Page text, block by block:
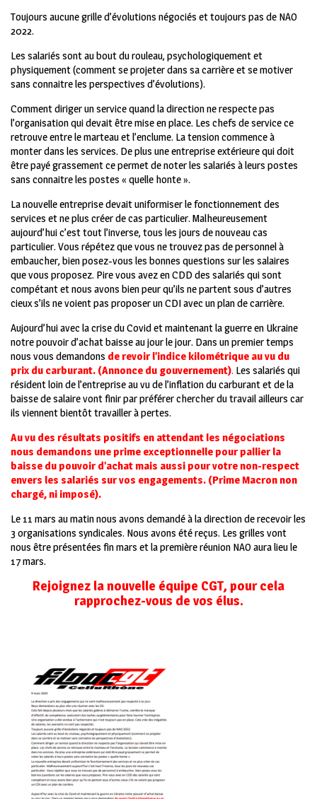
Toujours aucune grille d’évolutions négociés et toujours pas de NAO
2022.
Les salariés sont au bout du rouleau, psychologiquement et
physiquement (comment se projeter dans sa carrière et se motiver
sans connaitre les perspectives d’évolutions).
Comment diriger un service quand la direction ne respecte pas
l’organisation qui devait être mise en place. Les chefs de service ce
retrouve entre le marteau et l’enclume. La tension commence à
monter dans les services. De plus une entreprise extérieure qui doit
être payé grassement ce permet de noter les salariés à leurs postes
sans connaitre les postes « quelle honte ».
La nouvelle entreprise devait uniformiser le fonctionnement des
services et ne plus créer de cas particulier. Malheureusement
aujourd’hui c’est tout l’inverse, tous les jours de nouveau cas
particulier. Vous répétez que vous ne trouvez pas de personnel à
embaucher, bien posez-vous les bonnes questions sur les salaires
que vous proposez. Pire vous avez en CDD des salariés qui sont
compétant et nous avons bien peur qu’ils ne partent sous d’autres
cieux s’ils ne voient pas proposer un CDI avec un plan de carrière.
Aujourd’hui avec la crise du Covid et maintenant la guerre en Ukraine
notre pouvoir d’achat baisse au jour le jour. Dans un premier temps
nous vous demandons de revoir l’indice kilométrique au vu du
prix du carburant. (Annonce du gouvernement). Les salariés qui
résident loin de l’entreprise au vu de l’inflation du carburant et de la
baisse de salaire vont finir par préférer chercher du travail ailleurs car
ils viennent bientôt travailler à pertes.
Au vu des résultats positifs en attendant les négociations
nous demandons une prime exceptionnelle pour pallier la
baisse du pouvoir d’achat mais aussi pour votre non-respect
envers les salariés sur vos engagements. (Prime Macron non
chargé, ni imposé).
Le 11 mars au matin nous avons demandé à la direction de recevoir les
3 organisations syndicales. Nous avons été reçus. Les grilles vont
nous être présentées fin mars et la première réunion NAO aura lieu le
17 mars.
Rejoignez la nouvelle équipe CGT, pour cela
rapprochez-vous de vos élus.